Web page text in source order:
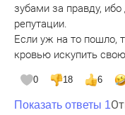
зубами за правду,
репутации.
Если уж на то пошло,
кровью искупить
0 18 6
Показать ответы 1